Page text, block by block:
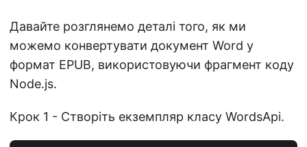
Давайте розглянемо деталі того, як ми
можемо конвертувати документ Word у
формат EPUB, використовуючи фрагмент коду
Node.js.
Крок 1 - Створіть екземпляр класу WordsApi.